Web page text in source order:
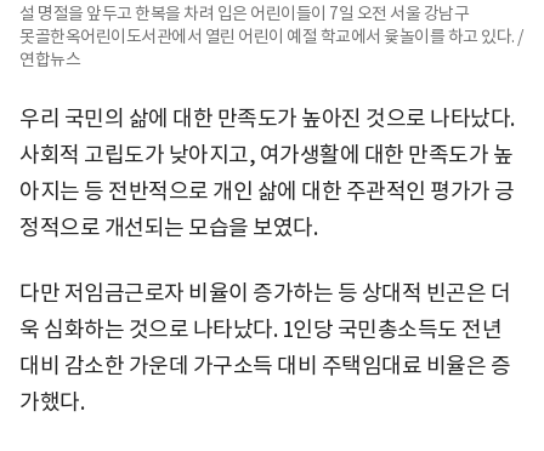
설 명절을 앞두고 한복을 차려 입은 어린이들이 7일 오전 서울 강남구
못골한옥어린이도서관에서 열린 어린이 예절 학교에서 윷놀이를 하고 있다. /
연합뉴스
우리 국민의 삶에 대한 만족도가 높아진 것으로 나타났다.
사회적 고립도가 낮아지고, 여가생활에 대한 만족도가 높
아지는 등 전반적으로 개인 삶에 대한 주관적인 평가가 긍
정적으로 개선되는 모습을 보였다.
다만 저임금근로자 비율이 증가하는 등 상대적 빈곤은 더
욱 심화하는 것으로 나타났다. 1인당 국민총소득도 전년
대비 감소한 가운데 가구소득 대비 주택임대료 비율은 증
가했다.